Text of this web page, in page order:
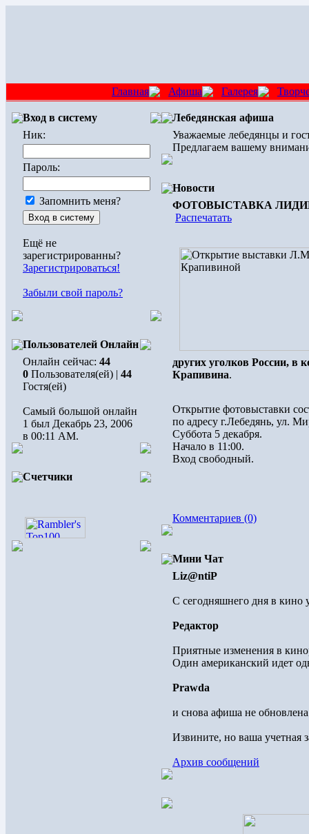
Главная Афиша Галерея
Вход в систему
Ник:
Пароль:
Запомнить меня?
Ещё не
зарегистрированны?
Зарегистрироваться!
Забыли свой пароль?
Пользователей Онлайн
Онлайн сейчас: 44
0 Пользователя(ей) | 44
Гостя(ей)
Самый большой онлайн
1 был Декабрь 23, 2006
в 00:11 AM.
Счетчики
Лебедянская афиша
Уважаемые лебедянцы и
Предлагаем вашему
Новости
ФОТОВЫСТАВКА
Распечатать
других уголков России, в
Крапивина.
Открытие фотовыставки
по адресу г.Лебедянь, ул.
Суббота 5 декабря.
Начало в 11:00.
Вход свободный.
Комментариев (0)
Мини Чат
Liz@ntiP
С сегодняшнего дня в кино
Редактор
Приятные изменения в
Один американский идет
Prawda
и снова афиша не
Извините, но ваша учетная
Архив сообщений